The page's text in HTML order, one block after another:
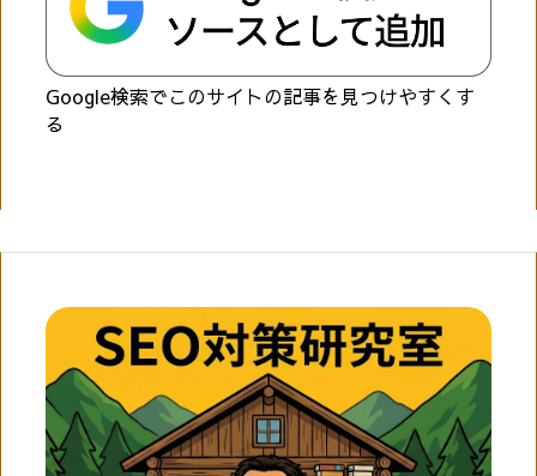
Google検索でこのサイトの記事を見つけやすくす
る